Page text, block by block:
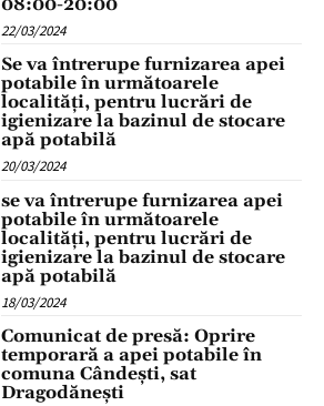
08:00-20:00
22/03/2024
Se va întrerupe furnizarea apei
potabile în următoarele
localități, pentru lucrări de
igienizare la bazinul de stocare
apă potabilă
20/03/2024
se va întrerupe furnizarea apei
potabile în următoarele
localități, pentru lucrări de
igienizare la bazinul de stocare
apă potabilă
18/03/2024
Comunicat de presă: Oprire
temporară a apei potabile în
comuna Cândești, sat
Dragodănești